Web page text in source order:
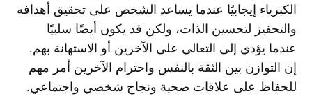
الكبرياء إيجابيًا عندما يساعد الشخص على تحقيق أهدافه
والتحفيز لتحسين الذات، ولكن قد يكون أيضًا سلبيًا
عندما يؤدي إلى التعالي على الآخرين أو الاستهانة بهم.
إن التوازن بين الثقة بالنفس واحترام الآخرين أمر مهم
للحفاظ على علاقات صحية ونجاح شخصي واجتماعي.